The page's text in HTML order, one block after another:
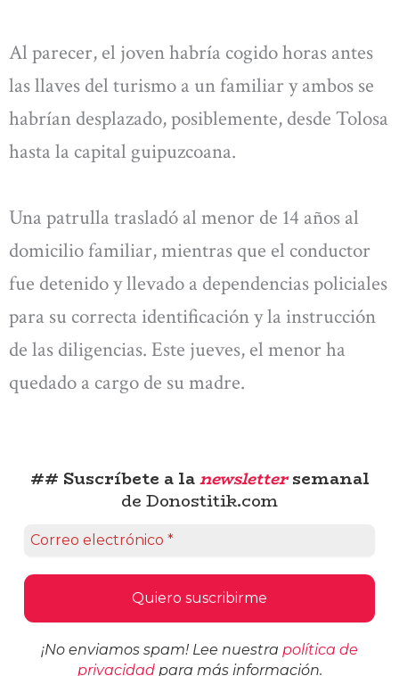
Al parecer, el joven habría cogido horas antes
las llaves del turismo a un familiar y ambos se
habrían desplazado, posiblemente, desde Tolosa
hasta la capital guipuzcoana.
Una patrulla trasladó al menor de 14 años al
domicilio familiar, mientras que el conductor
fue detenido y llevado a dependencias policiales
para su correcta identificación y la instrucción
de las diligencias. Este jueves, el menor ha
quedado a cargo de su madre.
## Suscríbete a lanewslettersemanal
de Donostitik.com
¡No enviamos spam! Lee nuestra política de
privacidadpara más información.